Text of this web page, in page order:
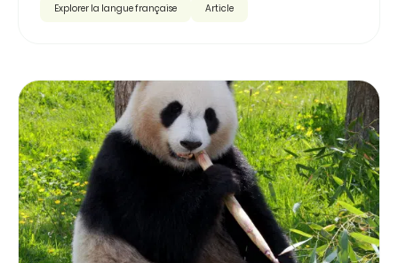
Explorer la langue française Article